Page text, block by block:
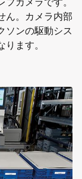
カメラです。
ん。カメラ内部
ソンの駆動シス
ます。